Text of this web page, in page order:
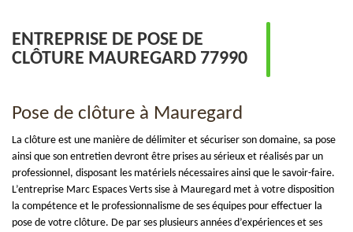
ENTREPRISE DE POSE DE
CLÔTURE MAUREGARD 77990
Pose de clôture à Mauregard
La clôture est une manière de délimiter et sécuriser son domaine, sa pose
ainsi que son entretien devront être prises au sérieux et réalisés par un
professionnel, disposant les matériels nécessaires ainsi que le savoir-faire.
L’entreprise Marc Espaces Verts sise à Mauregard met à votre disposition
la compétence et le professionnalisme de ses équipes pour effectuer la
pose de votre clôture. De par ses plusieurs années d’expériences et ses